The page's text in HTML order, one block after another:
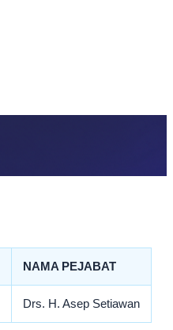
NAMA PEJABAT
Drs. H. Asep Setiawan